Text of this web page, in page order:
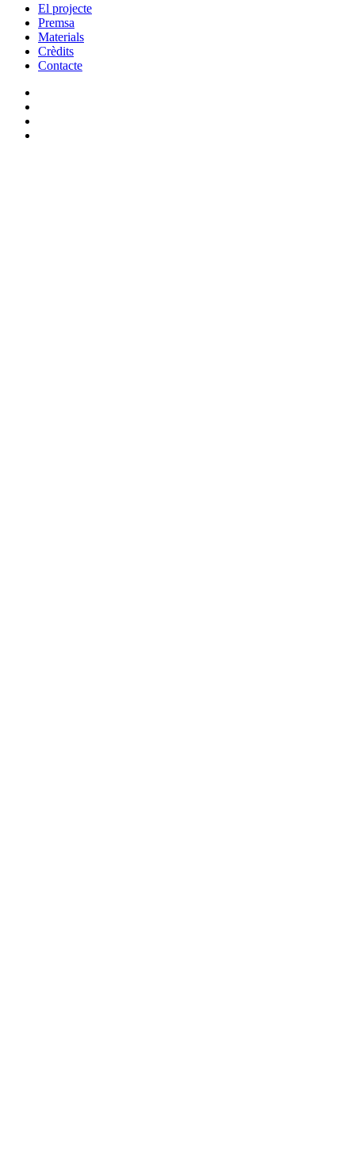
El projecte
Premsa
Materials
Crèdits
Contacte